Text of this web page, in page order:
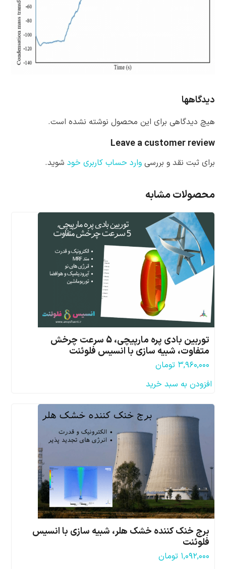
دیدگاهها
هیچ دیدگاهی برای این محصول نوشته نشده است.
Leave a customer review
برای ثبت نقد و بررسیوارد حساب کاربری خود شوید.
محصولات مشابه
توربین بادی پره مارپیچی، 5 سرعت چرخش
متفاوت، شبیه سازی با انسیس فلوئنت
۳,۹۶۰,۰۰۰ تومان
افزودن به سبد خرید
برج خنک کننده خشک هلر، شبیه سازی با انسیس
فلوئنت
۱,۰۹۲,۰۰۰ تومان